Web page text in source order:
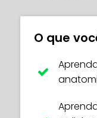
O que